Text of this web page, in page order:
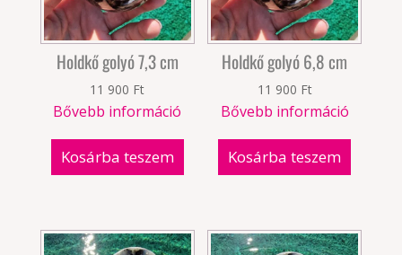
Holdkő golyó 7,3 cm
11 900 Ft
Bővebb információ
Kosárba teszem
Holdkő golyó 6,8 cm
11 900 Ft
Bővebb információ
Kosárba teszem